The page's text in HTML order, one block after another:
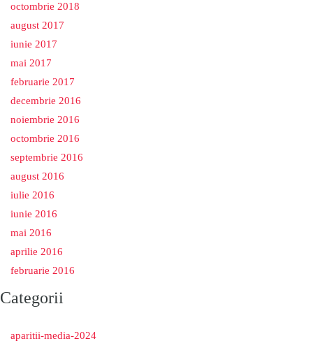
octombrie 2018
august 2017
iunie 2017
mai 2017
februarie 2017
decembrie 2016
noiembrie 2016
octombrie 2016
septembrie 2016
august 2016
iulie 2016
iunie 2016
mai 2016
aprilie 2016
februarie 2016
Categorii
aparitii-media-2024